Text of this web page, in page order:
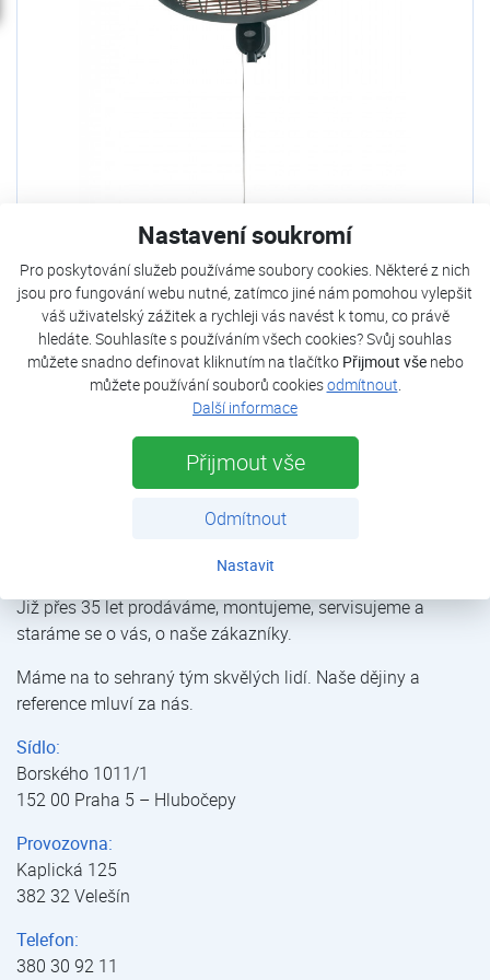
Nastavení soukromí
Pro poskytování služeb používáme soubory cookies. Některé z nich
jsou pro fungování webu nutné, zatímco jiné nám pomohou vylepšit
váš uživatelský zážitek a rychleji vás navést k tomu, co právě
hledáte. Souhlasíte s používáním všech cookies? Svůj souhlas
můžete snadno definovat kliknutím na tlačítko Přijmout všenebo
můžete používání souborů cookiesodmítnout.
Další informace
Přijmout vše
Odmítnout
Nastavit
REFREDO Infrazářič PHP 2000D
Není skladem
Stav zboží:
Nové
Frekvence:
50 Hz
Stupně tepelného výkonu:
650 - 1250 - 2000 W
Odeslat poptávku
Již přes 35 let prodáváme, montujeme, servisujeme a
staráme se o vás, o naše zákazníky.
Máme na to sehraný tým skvělých lidí. Naše dějiny a
reference mluví za nás.
Sídlo:
Borského 1011/1
152 00 Praha 5 – Hlubočepy
Provozovna:
Kaplická 125
382 32 Velešín
Telefon:
380 30 92 11